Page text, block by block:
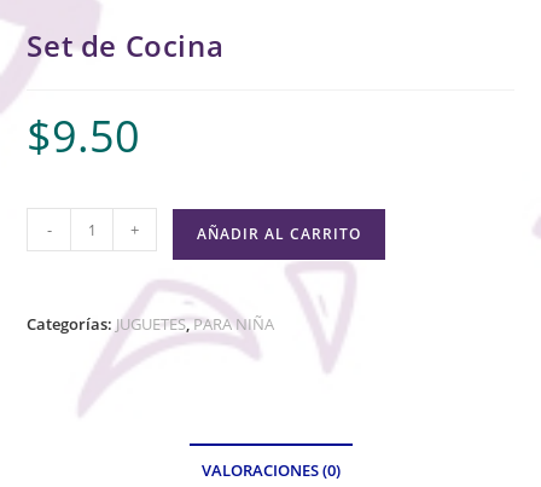
Set de Cocina
$9.50
- + AÑADIR AL CARRITO
Categorías: JUGUETES,PARA NIÑA
VALORACIONES (0)